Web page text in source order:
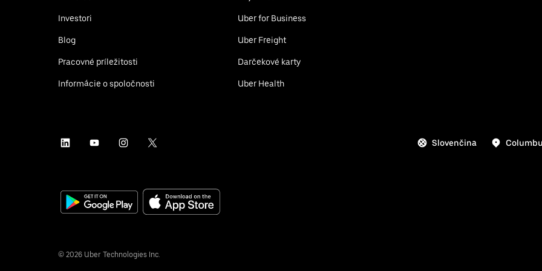
Investori
Blog
Pracovné príležitosti
Informácie o spoločnosti
Uber for Business
Uber Freight
Darčekové karty
Uber Health
Slovenčina
© 2026 Uber Technologies Inc.